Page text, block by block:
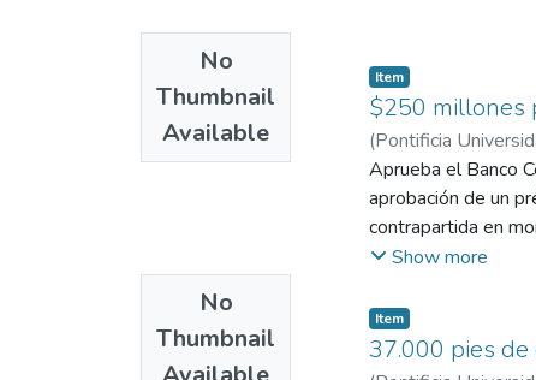
No
Thumbnail
Available
No
Thumbnail
Item
$250 millones
(Pontificia
Aprueba el Banco
aprobación de un
contrapartida en
el programa de
Show more
Item
37.000 pies